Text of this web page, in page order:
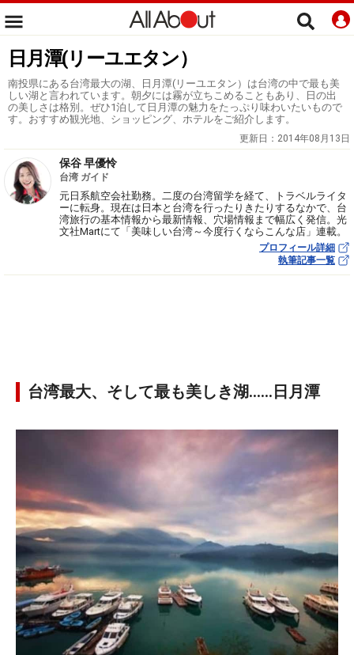
日月潭(リーユエタン）
南投県にある台湾最大の湖、日月潭(リーユエタン）は台湾の中で最も美
しい湖と言われています。朝夕には霧が立ちこめることもあり、日の出
の美しさは格別。ぜひ1泊して日月潭の魅力をたっぷり味わいたいもので
す。おすすめ観光地、ショッピング、ホテルをご紹介します。
更新日： 2014年08月13日
保谷 早優怜
台湾 ガイド
元日系航空会社勤務。二度の台湾留学を経て、トラベルライタ
ーに転身。現在は日本と台湾を行ったりきたりするなかで、台
湾旅行の基本情報から最新情報、穴場情報まで幅広く発信。光
文社Martにて「美味しい台湾～今度行くならこんな店」連載。
プロフィール詳細
執筆記事一覧
台湾最大、そして最も美しき湖……日月潭